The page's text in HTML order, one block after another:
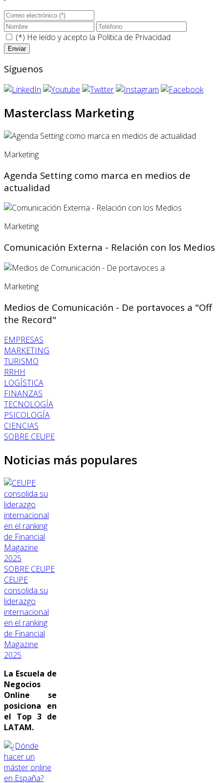
(*) He leído y acepto la Politica de Privacidad
Síguenos
Masterclass Marketing
Marketing
Agenda Setting como marca en medios de
actualidad
Marketing
Comunicación Externa - Relación con los Medios
Marketing
Medios de Comunicación - De portavoces a "Off
the Record"
EMPRESAS
MARKETING
TURISMO
RRHH
LOGÍSTICA
FINANZAS
TECNOLOGÍA
PSICOLOGÍA
CIENCIAS
SOBRE CEUPE
Noticias más populares
SOBRE CEUPE
CEUPE
consolida su
liderazgo
internacional
en el ranking
de Financial
Magazine
2025
La Escuela de
Negocios
Online se
posiciona en
el Top 3 de
LATAM.